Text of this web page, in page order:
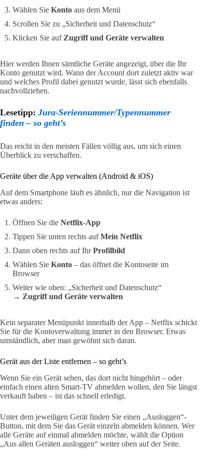
Wählen Sie Konto aus dem Menü
Scrollen Sie zu „Sicherheit und Datenschutz“
Klicken Sie auf Zugriff und Geräte verwalten
Hier werden Ihnen sämtliche Geräte angezeigt, über die Ihr
Konto genutzt wird. Wann der Account dort zuletzt aktiv war
und welches Profil dabei genutzt wurde, lässt sich ebenfalls
nachvollziehen.
Lesetipp: Jura-Seriennummer/Typennummer
finden – so geht’s
Das reicht in den meisten Fällen völlig aus, um sich einen
Überblick zu verschaffen.
Geräte über die App verwalten (Android & iOS)
Auf dem Smartphone läuft es ähnlich, nur die Navigation ist
etwas anders:
Öffnen Sie die Netflix-App
Tippen Sie unten rechts aufMein Netflix
Dann oben rechts auf IhrProfilbild
Wählen Sie Konto – das öffnet die Kontoseite im
Browser
Weiter wie oben: „Sicherheit und Datenschutz“
→ Zugriff und Geräte verwalten
Kein separater Menüpunkt innerhalb der App – Netflix schickt
Sie für die Kontoverwaltung immer in den Browser. Etwas
umständlich, aber man gewöhnt sich daran.
Gerät aus der Liste entfernen – so geht’s
Wenn Sie ein Gerät sehen, das dort nicht hingehört – oder
einfach einen alten Smart-TV abmelden wollen, den Sie längst
verkauft haben – ist das schnell erledigt.
Unter dem jeweiligen Gerät finden Sie einen „Ausloggen“-
Button, mit dem Sie das Gerät einzeln abmelden können. Wer
alle Geräte auf einmal abmelden möchte, wählt die Option
„Aus allen Geräten ausloggen“ weiter oben auf der Seite.